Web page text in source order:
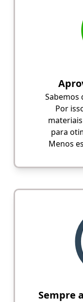
Sabemos
Por
para
Menos
Sempre